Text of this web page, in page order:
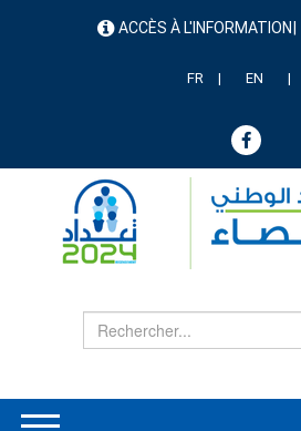
menu ACCÈS À L'INFORMATION
FR EN